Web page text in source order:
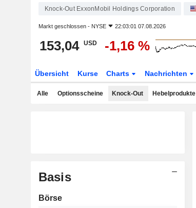
Knock-Out ExxonMobil Holdings Corporation
Markt geschlossen - NYSE 22:03:01 07.08.2026
153,04 USD -1,16 %
Übersicht Kurse Charts Nachrichten
Alle Optionsscheine Knock-Out Hebelprodukte
Basis
Börse